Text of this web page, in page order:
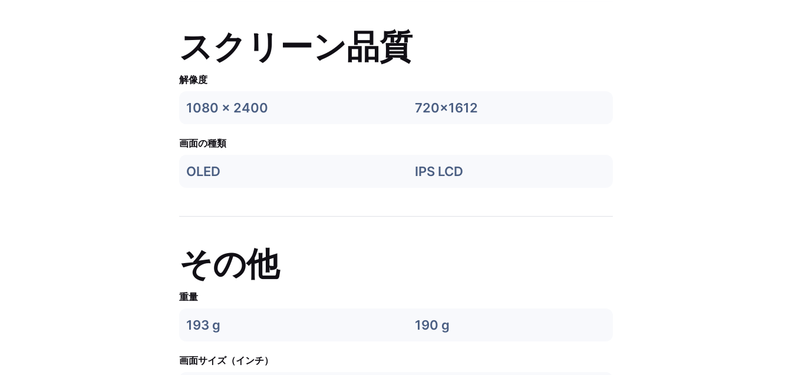
スクリーン品質
解像度
1080 x 2400 720x1612
画面の種類
OLED IPS LCD
その他
重量
193 g 190 g
画面サイズ（インチ）